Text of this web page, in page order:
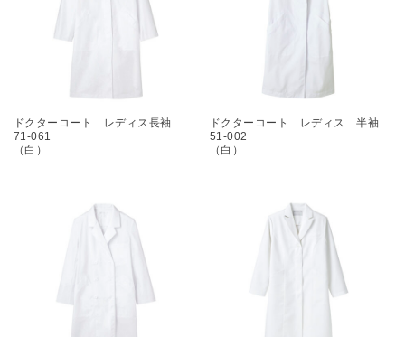
ドクターコート レディス長袖
71-061
（白）
ドクターコート レディス 半袖
51-002
（白）